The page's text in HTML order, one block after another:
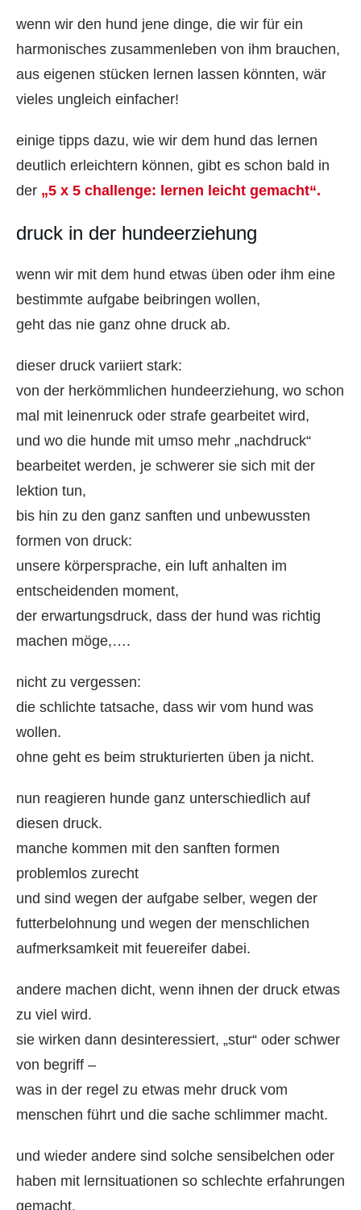
wenn wir den hund jene dinge, die wir für ein
harmonisches zusammenleben von ihm brauchen,
aus eigenen stücken lernen lassen könnten, wär
vieles ungleich einfacher!
einige tipps dazu, wie wir dem hund das lernen
deutlich erleichtern können, gibt es schon bald in
der „5 x 5 challenge: lernen leicht gemacht“.
druck in der hundeerziehung
wenn wir mit dem hund etwas üben oder ihm eine
bestimmte aufgabe beibringen wollen,
geht das nie ganz ohne druck ab.
dieser druck variiert stark:
von der herkömmlichen hundeerziehung, wo schon
mal mit leinenruck oder strafe gearbeitet wird,
und wo die hunde mit umso mehr „nachdruck“
bearbeitet werden, je schwerer sie sich mit der
lektion tun,
bis hin zu den ganz sanften und unbewussten
formen von druck:
unsere körpersprache, ein luft anhalten im
entscheidenden moment,
der erwartungsdruck, dass der hund was richtig
machen möge,….
nicht zu vergessen:
die schlichte tatsache, dass wir vom hund was
wollen.
ohne geht es beim strukturierten üben ja nicht.
nun reagieren hunde ganz unterschiedlich auf
diesen druck.
manche kommen mit den sanften formen
problemlos zurecht
und sind wegen der aufgabe selber, wegen der
futterbelohnung und wegen der menschlichen
aufmerksamkeit mit feuereifer dabei.
andere machen dicht, wenn ihnen der druck etwas
zu viel wird.
sie wirken dann desinteressiert, „stur“ oder schwer
von begriff –
was in der regel zu etwas mehr druck vom
menschen führt und die sache schlimmer macht.
und wieder andere sind solche sensibelchen oder
haben mit lernsituationen so schlechte erfahrungen
gemacht,